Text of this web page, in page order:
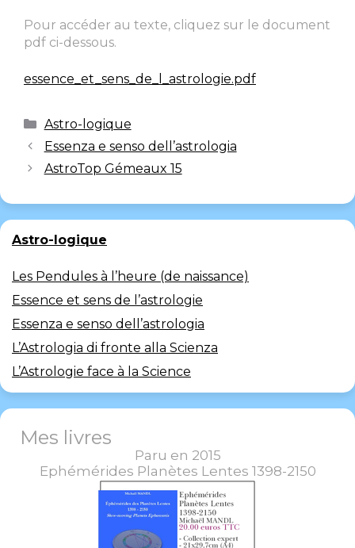
Pour accéder au texte, cliquez sur le document
pdf ci-dessous.
essence_et_sens_de_l_astrologie.pdf
Astro-logique
Essenza e senso dell’astrologia
AstroTop Gémeaux 15
Astro-logique
Les Pendules à l’heure (de naissance)
Essence et sens de l’astrologie
Essenza e senso dell’astrologia
L’Astrologia di fronte alla Scienza
L’Astrologie face à la Science
Mes livres
Paru en 2015
Ephémérides Planètes Lentes 1398-2150